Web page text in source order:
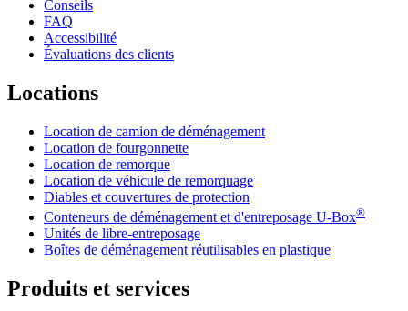
Conseils
FAQ
Accessibilité
Évaluations des clients
Locations
Location de camion de déménagement
Location de fourgonnette
Location de remorque
Location de véhicule de remorquage
Diables et couvertures de protection
Conteneurs de déménagement et d'entreposage U-Box®
Unités de libre-entreposage
Boîtes de déménagement réutilisables en plastique
Produits et services